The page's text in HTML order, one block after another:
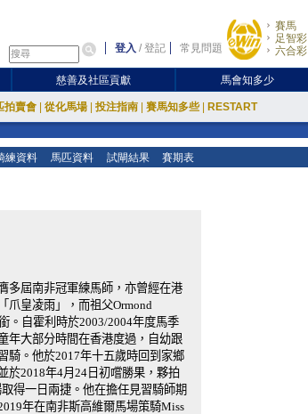
登入 /登記 常見問題
賽馬
足智彩
六合彩
慈善及社區貢獻 馬會知多少
拍賣會 從化馬場 投注指南 賽馬知多些 RESTART
練資料 馬匹資料 試閘結果 賽期表
多屆南非冠軍練馬師，亦曾經在港
爪皇凌雨」，而祖父Ormond
。自霍利時於2003/2004年度馬季
年大部分時間在香港度過，自幼跟
騎。他於2017年十五歲時回到家鄉
於2018年4月24日初嚐勝果，夥拍
得一日兩捷。他在擔任見習騎師期
年在南非斯高維爾馬場策騎Miss